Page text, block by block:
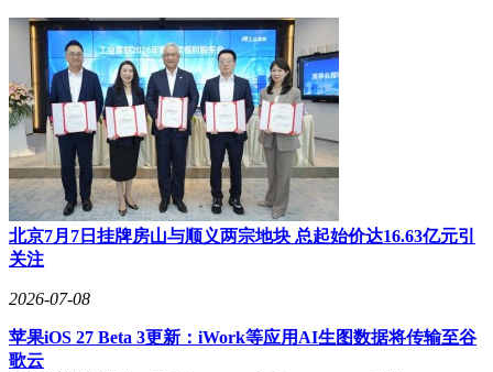
北京7月7日挂牌房山与顺义两宗地块 总起始价达16.63亿元引
关注
2026-07-08
苹果iOS 27 Beta 3更新：iWork等应用AI生图数据将传输至谷
歌云